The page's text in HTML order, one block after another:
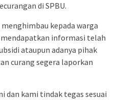
di SPBU.
kepada warga
informasi telah
ataupun adanya pihak
curang segera laporkan
dan kami tindak tegas sesuai